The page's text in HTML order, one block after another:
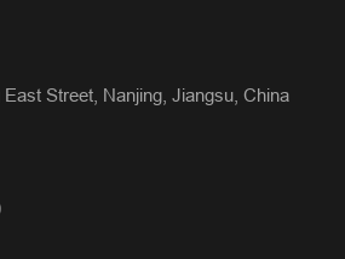
East Street, Nanjing, Jiangsu, China